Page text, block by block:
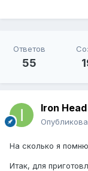
Ответов
55
Iron Head
На сколько я
Итак, для